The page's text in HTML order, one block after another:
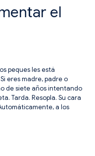
el
peques les está
eres madre, padre o
de siete años intentando
Tarda. Resopla. Su cara
a los